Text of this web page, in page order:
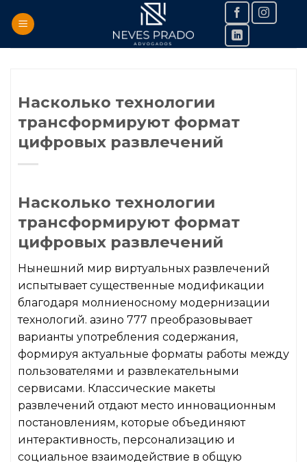
Насколько технологии
трансформируют формат
цифровых развлечений
Насколько технологии
трансформируют формат
цифровых развлечений
Нынешний мир виртуальных развлечений
испытывает существенные модификации
благодаря молниеносному модернизации
технологий. азино 777 преобразовывает
варианты употребления содержания,
формируя актуальные форматы работы между
пользователями и развлекательными
сервисами. Классические макеты
развлечений отдают место инновационным
постановлениям, которые объединяют
интерактивность, персонализацию и
социальное взаимодействие в общую